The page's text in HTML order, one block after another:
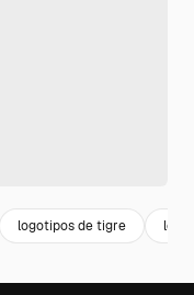
logotipos de tigre